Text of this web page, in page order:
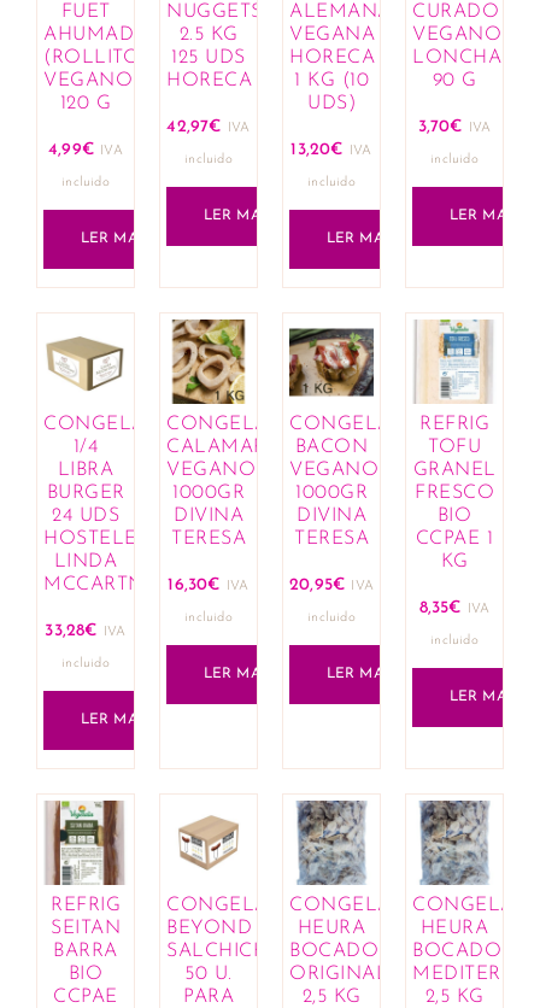
FUET
AHUMADO
(ROLLITO
VEGANO)
120 G
4,99€ IVA
incluido
LER MAIS
NUGGETS
2.5 KG
125 UDS
HORECA
42,97€ IVA
incluido
LER MAIS
ALEMANA
VEGANA
HORECA
1 KG (10
UDS)
13,20€ IVA
incluido
LER MAIS
CURADO
VEGANO
LONCHAS
90 G
3,70€ IVA
incluido
LER MAIS
CONGELADO
1/4
LIBRA
BURGER
24 UDS
HOSTELERIA
LINDA
MCCARTNEY
33,28€ IVA
incluido
LER MAIS
CONGELADO
CALAMARES
VEGANOS
1000GR
DIVINA
TERESA
16,30€ IVA
incluido
LER MAIS
CONGELADO
BACON
VEGANO
1000GR
DIVINA
TERESA
20,95€ IVA
incluido
LER MAIS
REFRIG
TOFU
GRANEL
FRESCO
BIO
CCPAE 1
KG
8,35€ IVA
incluido
LER MAIS
REFRIG
SEITAN
BARRA
BIO
CCPAE
CONGELADO
BEYOND
SALCHICHAS
50 U.
PARA
CONGELADO
HEURA
BOCADOS
ORIGINALES
2,5 KG
HEURA
BOCADOS
2,5 KG